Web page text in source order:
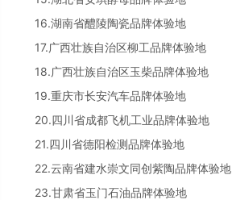
16.湖南省醴陵陶瓷品牌体验地
17.广西壮族自治区柳工品牌体验地
18.广西壮族自治区玉柴品牌体验地
19.重庆市长安汽车品牌体验地
20.四川省成都飞机工业品牌体验地
21.四川省德阳检测品牌体验地
22.云南省建水崇文同创紫陶品牌体验地
23.甘肃省玉门石油品牌体验地